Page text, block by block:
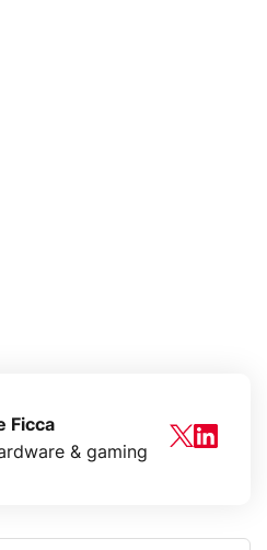
Ficca
& gaming